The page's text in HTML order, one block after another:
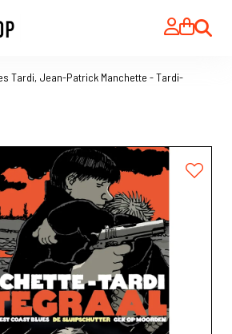
Search
Tardi, Jean-Patrick Manchette - Tardi-